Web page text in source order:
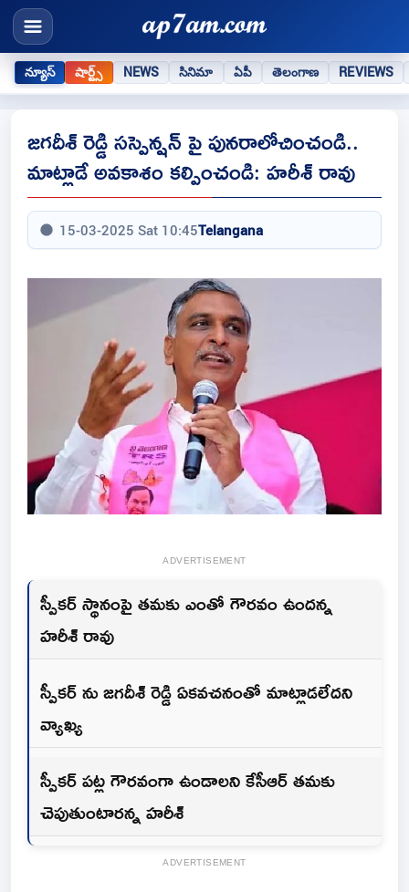
న్యూస్ షార్ట్స్ NEWS సినిమా ఏపీ తెలంగాణ REVIEWS
జగదీశ్ రెడ్డి సస్పెన్షన్ పై పునరాలోచించండి..
మాట్లాడే అవకాశం కల్పించండి: హరీశ్ రావు
15-03-2025 Sat 10:45Telangana
ADVERTISEMENT
స్పీకర్ స్థానంపై తమకు ఎంతో గౌరవం ఉందన్న
హరీశ్ రావు
స్పీకర్ ను జగదీశ్ రెడ్డి ఏకవచనంతో మాట్లాడలేదని
వ్యాఖ్య
స్పీకర్ పట్ల గౌరవంగా ఉండాలని కేసీఆర్ తమకు
చెపుతుంటారన్న హరీశ్
ADVERTISEMENT